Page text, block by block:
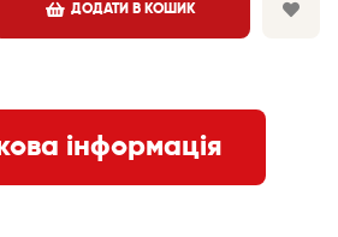
ДОДАТИ В КОШИК
інформація